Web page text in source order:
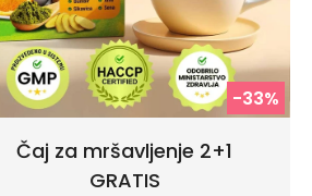
-33%
Čaj za mršavljenje 2+1
GRATIS